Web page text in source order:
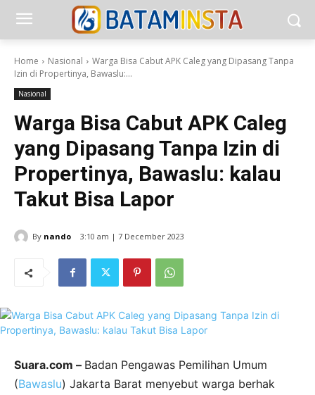
Home Nasional
Warga Bisa Cabut APK Caleg yang Dipasang Tanpa
Izin di Propertinya, Bawaslu:...
Nasional
Warga Bisa Cabut APK Caleg
yang Dipasang Tanpa Izin di
Propertinya, Bawaslu: kalau
Takut Bisa Lapor
By nando 3:10 am | 7 December 2023
Suara.com – Badan Pengawas Pemilihan Umum
(Bawaslu) Jakarta Barat menyebut warga berhak